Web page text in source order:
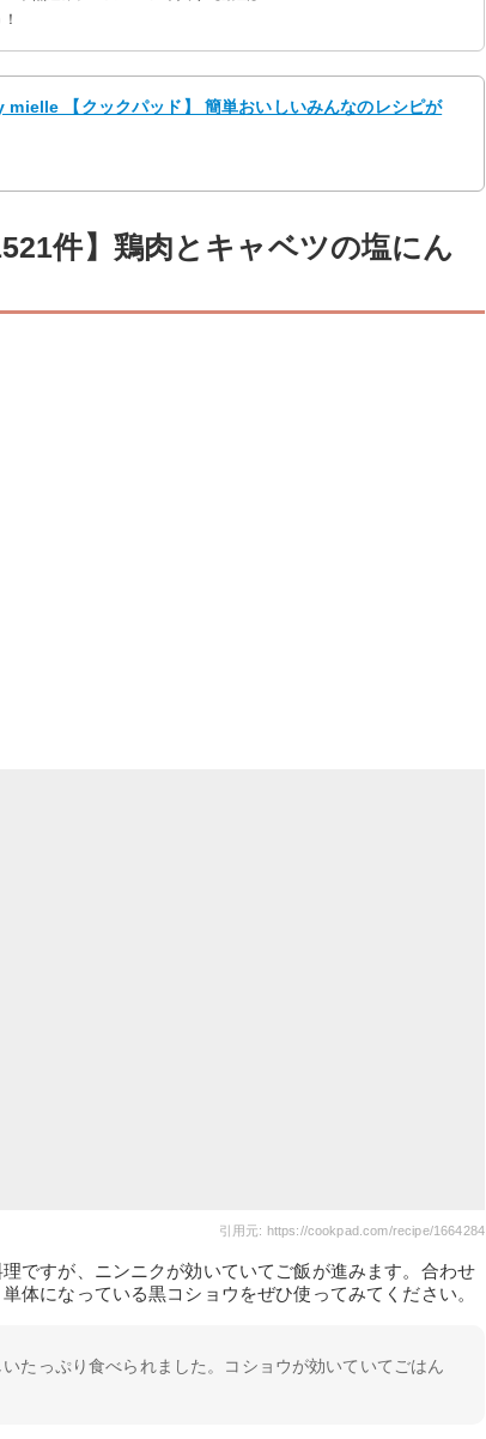
【クックパッド】 簡単おいしいみんなのレシピが
件】鶏肉とキャベツの塩にん
引用元: https://cookpad.com/recipe/1664284
ですが、ニンニクが効いていてご飯が進みます。合わせ
体になっている黒コショウをぜひ使ってみてください。
たっぷり食べられました。コショウが効いていてごはん